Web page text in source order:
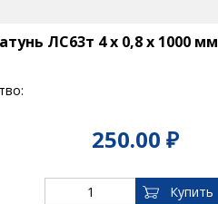
ЛС63т 4 х 0,8 х 1000 мм
250.00 ₽